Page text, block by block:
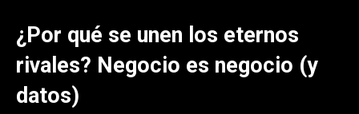
¿Por qué se unen los eternos
rivales? Negocio es negocio (y
datos)